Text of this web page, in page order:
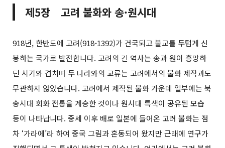
제5장 고려 불화와 송·원시대
918년, 한반도에 고려(918-1392)가 건국되고 불교를 두텁게 신
봉하는 국가로 발전합니다. 고려의 긴 역사는 송과 원이 흥망하
던 시기와 겹치며 두 나라와의 교류는 고려에서의 불화 제작과도
무관하지 않았습니다. 고려에서 제작된 불화 가운데 일부에는 북
송시대 회화 전통을 계승한 것이나 원시대 특색이 공유된 모습
등이 나타납니다. 중세 이후 배로 일본에 들어온 고려 불화는 점
차 ‘가라에’라 하여 중국 그림과 혼동되어 왔지만 근래에 연구가